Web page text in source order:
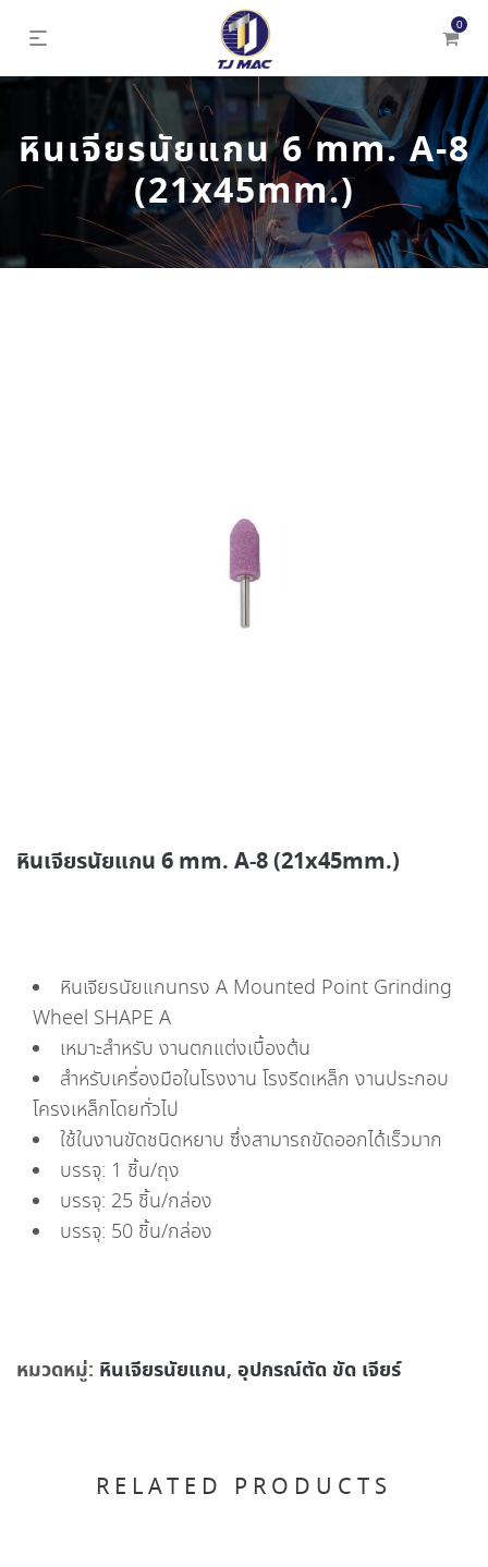
0
หินเจียรนัยแกน 6 mm. A-8
(21x45mm.)
หินเจียรนัยแกน 6 mm. A-8 (21x45mm.)
หินเจียรนัยแกนทรง A Mounted Point Grinding
Wheel SHAPE A
เหมาะสำหรับ งานตกแต่งเบื้องต้น
สำหรับเครื่องมือในโรงงาน โรงรีดเหล็ก งานประกอบ
โครงเหล็กโดยทั่วไป
ใช้ในงานขัดชนิดหยาบ ซึ่งสามารถขัดออกได้เร็วมาก
บรรจุ: 1 ชิ้น/ถุง
บรรจุ: 25 ชิ้น/กล่อง
บรรจุ: 50 ชิ้น/กล่อง
หมวดหมู่: หินเจียรนัยแกน, อุปกรณ์ตัด ขัด เจียร์
RELATED PRODUCTS